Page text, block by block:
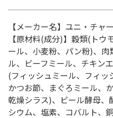
【メーカー名】ユニ・チャ
【原材料(成分)】穀類(トウ
ール、小麦粉、パン粉)、
ル、ビーフミール、チキン
(フィッシュミール、フィッ
かつお節、まぐろミール、
乾燥シラス)、ビール酵母
シウム、塩素、コバルト、